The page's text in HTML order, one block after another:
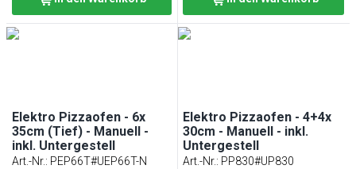
Elektro Pizzaofen - 6x
35cm (Tief) - Manuell -
inkl. Untergestell
Art.-Nr.: PEP66T#UEP66T-N
Elektro Pizzaofen - 4+4x
30cm - Manuell - inkl.
Untergestell
Art.-Nr.: PP830#UP830